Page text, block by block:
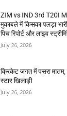
ZIM vs IND 3rd T20I
मुकाबले में किसका पलड़ा
पिच रिपोर्ट और लाइव
July 26, 2026
क्रिकेट जगत में पसरा
स्टार खिलाड़ी
July 26, 2026